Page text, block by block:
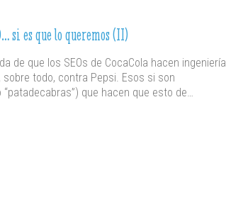
si es que lo queremos (II)
de que los SEOs de CocaCola hacen ingeniería
sobre todo, contra Pepsi. Esos si son
que hacen que esto de…